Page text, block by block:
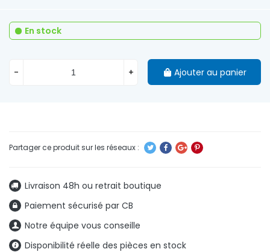
Livraison 48h ou retrait boutique
Paiement sécurisé par CB
Notre équipe vous conseille
Disponibilité réelle des pièces en stock
En stock
- + Ajouter au panier